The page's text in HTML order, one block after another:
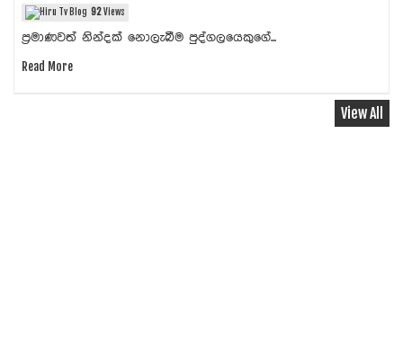
92Views
ප්‍රමාණවත් නින්දක් නොලැබීම පුද්ගලයෙකුගේ...
Read More
View All